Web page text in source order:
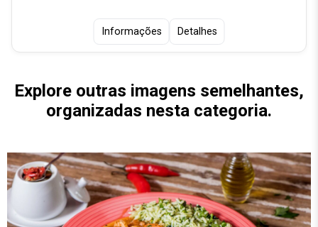
Informações Detalhes
Explore outras imagens semelhantes,
organizadas nesta categoria.